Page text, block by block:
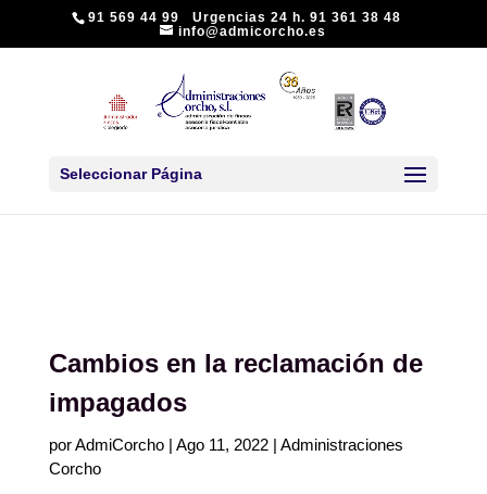
91 569 44 99 Urgencias 24 h. 91 361 38 48
info@admicorcho.es
Seleccionar Página
Cambios en la reclamación de
impagados
porAdmiCorcho| Ago 11, 2022| Administraciones
Corcho